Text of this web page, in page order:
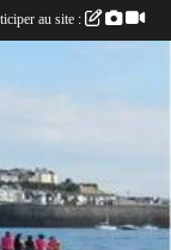
au site :